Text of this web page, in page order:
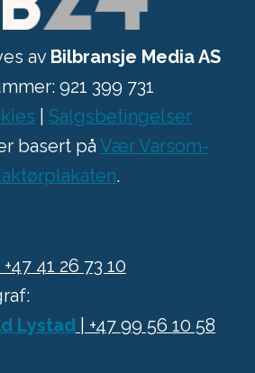
av Bilbransje Media AS
921 399 731
Salgsbetingelser
basert på Vær Varsom-
.
| +47 41 26 73 10
Lystad| +47 99 56 10 58